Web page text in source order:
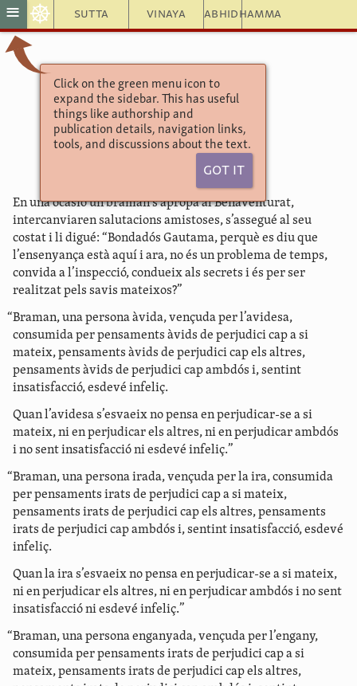
Sutta Vinaya Abhidhamma
≡ ☸
Click on the green menu icon to
expand the sidebar. This has useful
things like authorship and
publication details, navigation links,
tools, and discussions about the text.
Got It
Aṅguttara Nikāya
Tika Nipāta
6 Capítol amb els bramans
54.
En una ocasió un braman s’apropà al Benaventurat,
intercanviaren salutacions amistoses, s’assegué al seu
costat i li digué: “Bondadós Gautama, perquè es diu que
l’ensenyança està aquí i ara, no és un problema de temps,
convida a l’inspecció, condueix als secrets i és per ser
realitzat pels savis mateixos?”
“Braman, una persona àvida, vençuda per l’avidesa,
consumida per pensaments àvids de perjudici cap a si
mateix, pensaments àvids de perjudici cap els altres,
pensaments àvids de perjudici cap ambdós i, sentint
insatisfacció, esdevé infeliç.
Quan l’avidesa s’esvaeix no pensa en perjudicar-se a si
mateix, ni en perjudicar els altres, ni en perjudicar ambdós
i no sent insatisfacció ni esdevé infeliç.”
“Braman, una persona irada, vençuda per la ira, consumida
per pensaments irats de perjudici cap a si mateix,
pensaments irats de perjudici cap els altres, pensaments
irats de perjudici cap ambdós i, sentint insatisfacció, esdevé
infeliç.
Quan la ira s’esvaeix no pensa en perjudicar-se a si mateix,
ni en perjudicar els altres, ni en perjudicar ambdós i no sent
insatisfacció ni esdevé infeliç.”
“Braman, una persona enganyada, vençuda per l’engany,
consumida per pensaments irats de perjudici cap a si
mateix, pensaments irats de perjudici cap els altres,